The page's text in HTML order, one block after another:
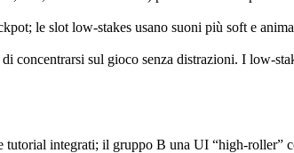
le slot low‑stakes usano suoni più soft e
concentrarsi sul gioco senza distrazioni. I
integrati; il gruppo B una UI “high‑roller”